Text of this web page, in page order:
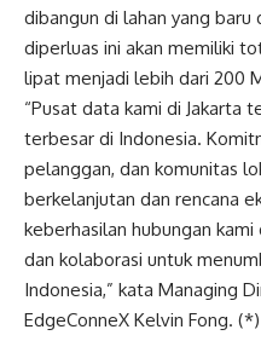
dibangun di lahan yang baru
diperluas ini akan memiliki
lipat menjadi lebih dari 200
“Pusat data kami di Jakarta
terbesar di Indonesia.
pelanggan, dan komunitas
berkelanjutan dan rencana
keberhasilan hubungan
dan kolaborasi untuk
Indonesia,” kata Managing
EdgeConneX Kelvin Fong. (*)